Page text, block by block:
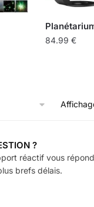
84.99€
?
réactif vous répond
brefs délais.